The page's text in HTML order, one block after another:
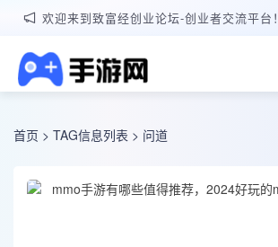
欢迎来到致富经创业论坛-创业者交流平台！
首页 > TAG信息列表 > 问道